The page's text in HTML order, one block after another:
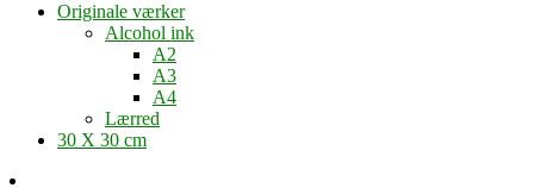
Originale værker
Alcohol ink
A2
A3
A4
Lærred
30 X 30 cm